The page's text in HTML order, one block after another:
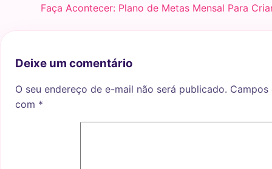
Faça Acontecer: Plano de Metas Mensal Para
Deixe um comentário
O seu endereço de e-mail não será publicado.
com *